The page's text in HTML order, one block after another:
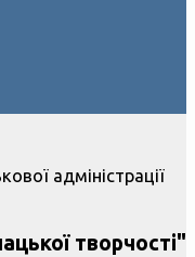
адміністрації
творчості"